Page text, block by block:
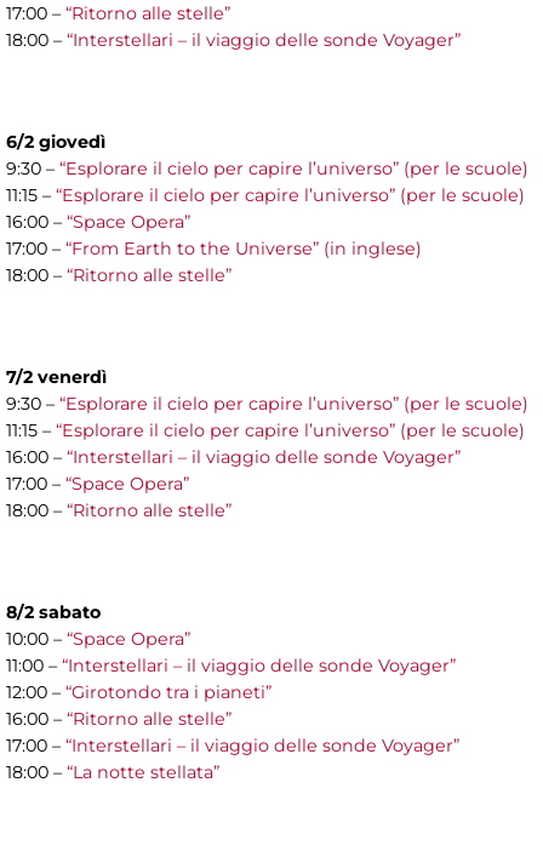
17:00 – “Ritorno alle stelle”
18:00 – “Interstellari – il viaggio delle sonde Voyager”
6/2 giovedì
9:30 – “Esplorare il cielo per capire l’universo” (per le scuole)
11:15 – “Esplorare il cielo per capire l’universo” (per le scuole)
16:00 – “Space Opera”
17:00 – “From Earth to the Universe” (in inglese)
18:00 – “Ritorno alle stelle”
7/2 venerdì
9:30 – “Esplorare il cielo per capire l’universo” (per le scuole)
11:15 – “Esplorare il cielo per capire l’universo” (per le scuole)
16:00 – “Interstellari – il viaggio delle sonde Voyager”
17:00 – “Space Opera”
18:00 – “Ritorno alle stelle”
8/2 sabato
10:00 – “Space Opera”
11:00 – “Interstellari – il viaggio delle sonde Voyager”
12:00 – “Girotondo tra i pianeti”
16:00 – “Ritorno alle stelle”
17:00 – “Interstellari – il viaggio delle sonde Voyager”
18:00 – “La notte stellata”